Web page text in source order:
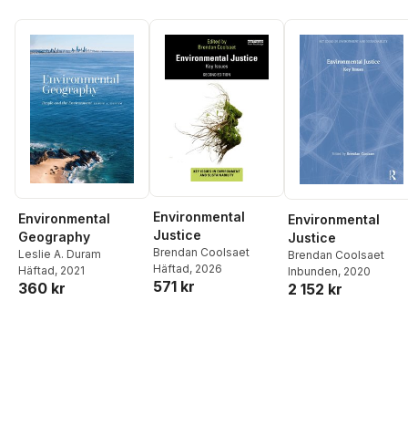
Environmental
Geography
Leslie A. Duram
Häftad, 2021
360 kr
Environmental
Justice
Brendan Coolsaet
Häftad, 2026
571 kr
Environmental
Justice
Brendan Coolsaet
Inbunden, 2020
2 152 kr